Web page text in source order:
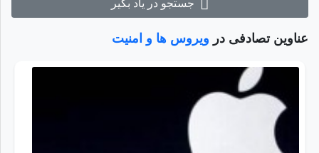
جستجو در یاد بگیر
عناوین تصادفی در ویروس ها و امنیت